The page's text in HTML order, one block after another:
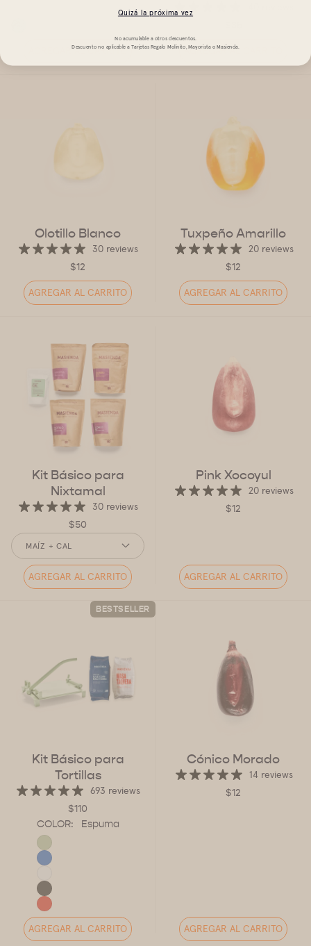
AGREGAR AL CARRITO AGREGAR AL CARRITO
Olotillo Blanco
30 reviews
$12
AGREGAR AL CARRITO
Tuxpeño Amarillo
20 reviews
$12
AGREGAR AL CARRITO
Kit Básico para
Nixtamal
30 reviews
$50
MAÍZ + CAL
AGREGAR AL CARRITO
Pink Xocoyul
20 reviews
$12
AGREGAR AL CARRITO
BESTSELLER
Kit Básico para
Tortillas
693 reviews
$110
COLOR:
Espuma
AGREGAR AL CARRITO
Cónico Morado
14 reviews
$12
AGREGAR AL CARRITO
Quizá la próxima vez
No acumulable a otros descuentos.
Descuento no aplicable a Tarjetas Regalo Molinito, Mayorista o Masienda.